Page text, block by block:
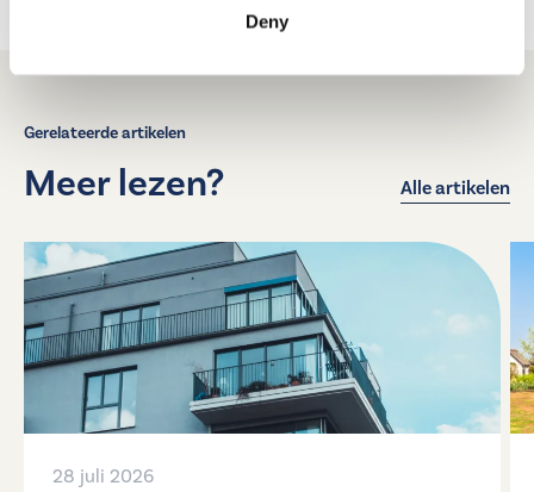
Deny
Gerelateerde artikelen
Meer lezen? Alle artikelen
28 juli 2026